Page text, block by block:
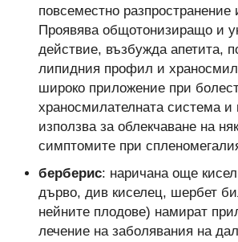
повсеместно разпространение
Проявява общотонизиращо и
действие, възбужда апетита,
липидния профил и
широко приложение при
храносмилателната система
използва за облекчаване на
симптомите при
берберис: наричана още
дърво, див киселец, шербет
нейните плодове) намират
лечение на заболявания на